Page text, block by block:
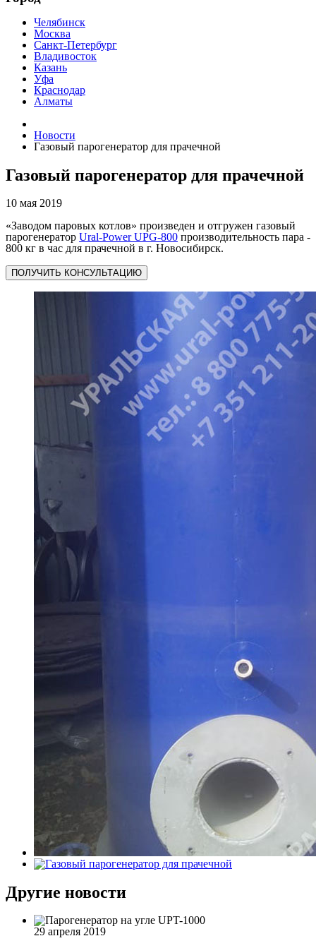
Челябинск
Москва
Санкт-Петербург
Владивосток
Казань
Уфа
Краснодар
Алматы
Новости
Газовый парогенератор для прачечной
Газовый парогенератор для прачечной
10 мая 2019
«Заводом паровых котлов» произведен и отгружен газовый
парогенератор Ural-Power UPG-800 производительность пара -
800 кг в час для прачечной в г. Новосибирск.
ПОЛУЧИТЬ КОНСУЛЬТАЦИЮ
Другие новости
29 апреля 2019